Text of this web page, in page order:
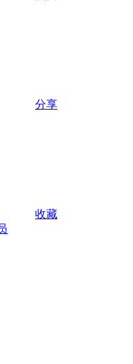
分享
收藏